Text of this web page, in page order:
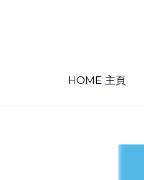
HOME 主頁